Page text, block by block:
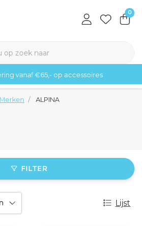
0
vanaf €65,- op accessoires
Merken ALPINA
FILTER
Lijst